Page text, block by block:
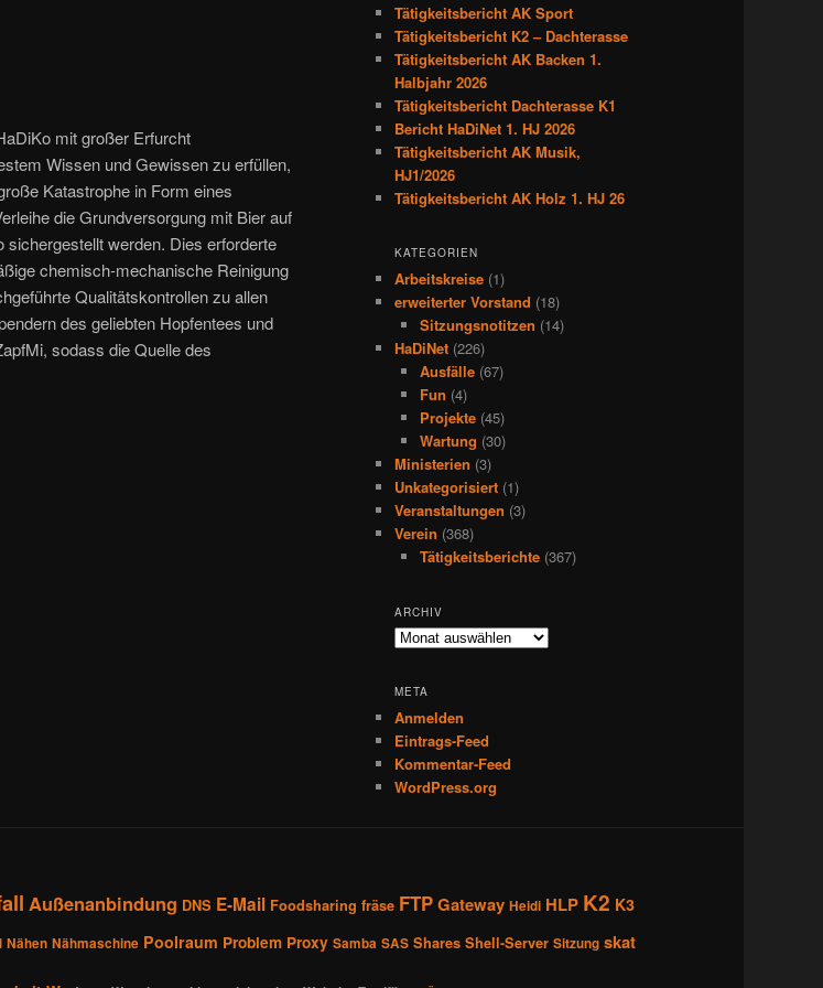
mit großer Erfurcht
Wissen und Gewissen zu erfüllen,
Katastrophe in Form eines
die Grundversorgung mit Bier auf
sichergestellt werden. Dies erforderte
chemisch-mechanische Reinigung
Qualitätskontrollen zu allen
des geliebten Hopfentees und
sodass die Quelle des
Tätigkeitsbericht AK Sport
Tätigkeitsbericht K2 – Dachterasse
Tätigkeitsbericht AK Backen 1.
Halbjahr 2026
Tätigkeitsbericht Dachterasse K1
Bericht HaDiNet 1. HJ 2026
Tätigkeitsbericht AK Musik,
HJ1/2026
Tätigkeitsbericht AK Holz 1. HJ 26
KATEGORIEN
Arbeitskreise (1)
erweiterter Vorstand (18)
Sitzungsnotitzen (14)
HaDiNet (226)
Ausfälle(67)
Fun (4)
Projekte(45)
Wartung (30)
Ministerien (3)
Unkategorisiert (1)
Veranstaltungen (3)
Verein (368)
Tätigkeitsberichte(367)
ARCHIV
Archiv
META
Anmelden
Eintrags-Feed
Kommentar-Feed
WordPress.org
Außenanbindung DNS E-Mail Foodsharing fräse FTPGateway Heidi HLP K2 K3
Nähen Nähmaschine Poolraum Problem Proxy Samba SAS Shares Shell-Server Sitzung skat